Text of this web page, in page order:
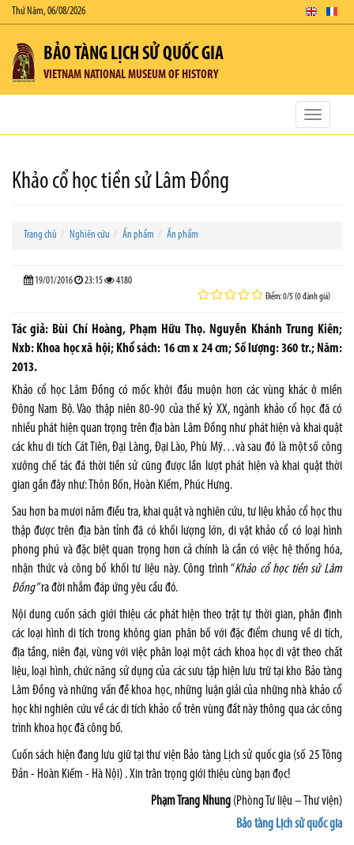
Thứ Năm, 06/08/2026
BẢO TÀNG LỊCH SỬ QUỐC GIA
VIETNAM NATIONAL MUSEUM OF HISTORY
Toggle
Khảo cổ học tiền sử Lâm Đồng
Trang chủ Nghiên cứu Ấn phẩm Ấn phẩm
19/01/2016 23:15 4180
Điểm: 0/5 (0 đánh giá)
Tác giả: Bùi Chí Hoàng, Phạm Hữu Thọ. Nguyễn Khánh Trung Kiên;
Nxb: Khoa học xã hội; Khổ sách: 16 cm x 24 cm; Số lượng: 360 tr.; Năm:
2013.
Khảo cổ học Lâm Đồng có mốc khởi đầu muộn hơn các vùng khác ở miền
Đông Nam Bộ. Vào thập niên 80-90 của thế kỷ XX, ngành khảo cổ học đã có
nhiều phát hiện quan trọng trên địa bàn Lâm Đồng như phát hiện và khai quật
các khu di tích Cát Tiên, Đại Làng, Đại Lào, Phù Mỹ…và sau đó là một số công
xưởng chế tác đá thời tiền sử cũng được lần lượt phát hiện và khai quật thời
gian gần đây như: Thôn Bốn, Hoàn Kiếm, Phúc Hưng.
Sau hơn ba mươi năm điều tra, khai quật và nghiên cứu, tư liệu khảo cổ học thu
thập được trên địa bàn tỉnh đã có khối lượng lớn, di vật khảo cổ có loại hình
phong phú và đặc biệt quan trọng hơn cả chính là cần có việc hệ thống hóa,
nhận thức và công bố khối tư liệu này. Công trình “Khảo cổ học tiền sử Lâm
Đồng”ra đời nhắm đáp ứng yêu cầu đó.
Nội dung cuốn sách giới thiệu các phát hiện theo trật tự thời gian, phân định
các loại hình di tích trong không gian phân bố với đặc điểm chung về di tích,
địa tầng, niên đại, vùng với việc phân loại một cách khoa học di vật theo chất
liệu, loại hình, chức năng sử dụng của các sưu tập hiện lưu trữ tại kho Bảo tàng
Lâm Đồng và những vấn đề khoa học, những luận giải của những nhà khảo cổ
học khi nghiên cứu về các di tích khảo cổ trên vùng đất này thông qua các công
trình khoa học đã công bố.
Cuốn sách hiện đang lưu giữ tại thư viện Bảo tàng Lịch sử quốc gia (số 25 Tông
Đản - Hoàn Kiếm - Hà Nội) . Xin trân trọng giới thiệu cùng bạn đọc!
Phạm Trang Nhung (Phòng Tư liệu – Thư viện)
Bảo tàng Lịch sử quốc gia